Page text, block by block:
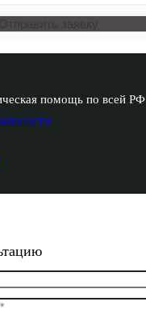
помощь по всей РФ